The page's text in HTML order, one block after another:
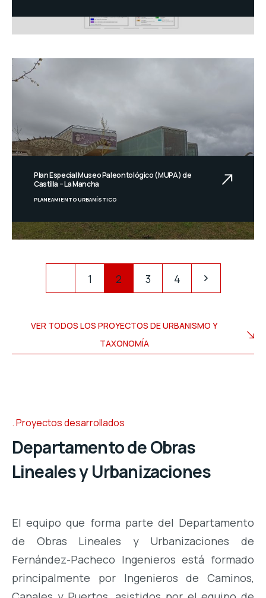
Plan Especial Museo Paleontológico (MUPA) de
Castilla – La Mancha
PLANEAMIENTO URBANÍSTICO
1 2 3 4
VER TODOS LOS PROYECTOS DE URBANISMO Y
TAXONOMÍA
Proyectos desarrollados
Departamento de Obras
Lineales y Urbanizaciones
El equipo que forma parte del Departamento
de Obras Lineales y Urbanizaciones de
Fernández-Pacheco Ingenieros está formado
principalmente por Ingenieros de Caminos,